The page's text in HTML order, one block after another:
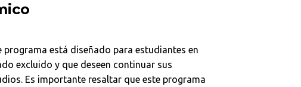
programa está diseñado para estudiantes en
excluido y que deseen continuar sus
Es importante resaltar que este programa